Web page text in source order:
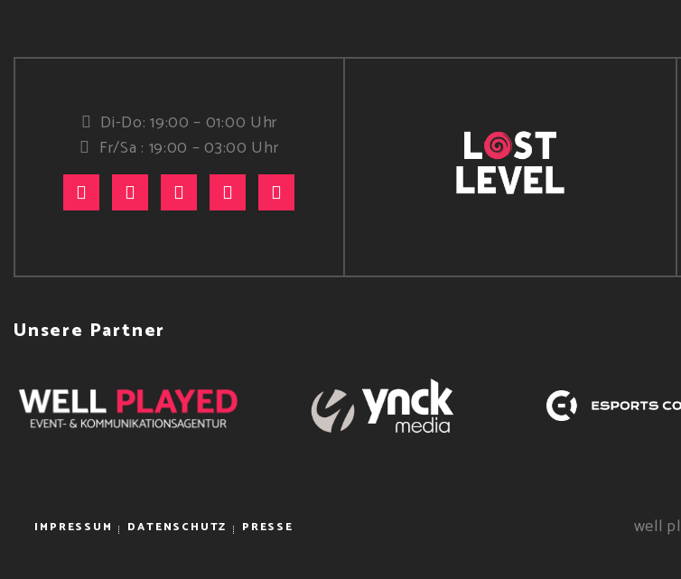
Di-Do: 19:00 – 01:00 Uhr
Fr/Sa : 19:00 – 03:00 Uhr
Unsere Partner
IMPRESSUM DATENSCHUTZ PRESSE well